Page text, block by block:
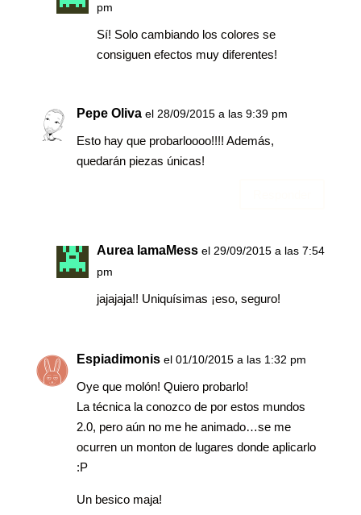
pm
Sí! Solo cambiando los colores se
consiguen efectos muy diferentes!
Pepe Oliva el 28/09/2015 a las 9:39 pm
Esto hay que probarloooo!!!! Además,
quedarán piezas únicas!
Aurea IamaMess el 29/09/2015 a las 7:54
pm
jajajaja!! Uniquísimas ¡eso, seguro!
Espiadimonis el 01/10/2015 a las 1:32 pm
Oye que molón! Quiero probarlo!
La técnica la conozco de por estos mundos
2.0, pero aún no me he animado…se me
ocurren un monton de lugares donde aplicarlo
:P
Un besico maja!